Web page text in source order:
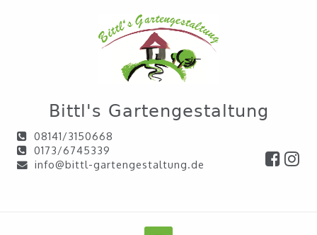
Bittl's Gartengestaltung
08141/3150668
0173/6745339
info@bittl-gartengestaltung.de